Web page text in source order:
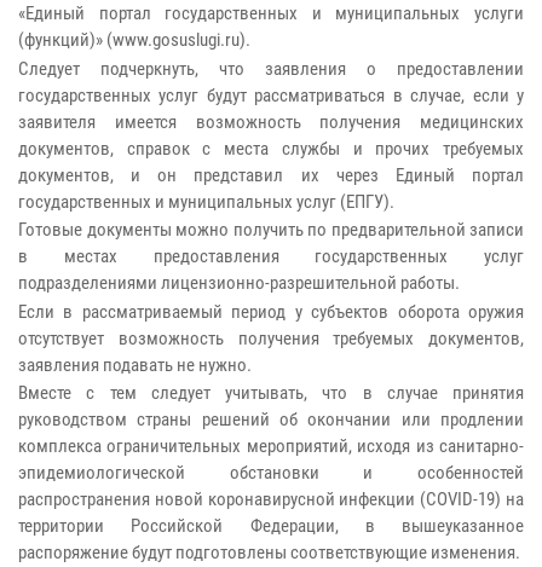
«Единый портал государственных и муниципальных услуги
(функций)» (www.gosuslugi.ru).
Следует подчеркнуть, что заявления о предоставлении
государственных услуг будут рассматриваться в случае, если у
заявителя имеется возможность получения медицинских
документов, справок с места службы и прочих требуемых
документов, и он представил их через Единый портал
государственных и муниципальных услуг (ЕПГУ).
Готовые документы можно получить по предварительной записи
в местах предоставления государственных услуг
подразделениями лицензионно-разрешительной работы.
Если в рассматриваемый период у субъектов оборота оружия
отсутствует возможность получения требуемых документов,
заявления подавать не нужно.
Вместе с тем следует учитывать, что в случае принятия
руководством страны решений об окончании или продлении
комплекса ограничительных мероприятий, исходя из санитарно-
эпидемиологической обстановки и особенностей
распространения новой коронавирусной инфекции (COVID-19) на
территории Российской Федерации, в вышеуказанное
распоряжение будут подготовлены соответствующие изменения.